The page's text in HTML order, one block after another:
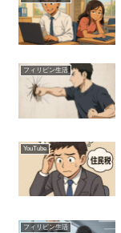
フィリピン生活
YouTube
フィリピン生活